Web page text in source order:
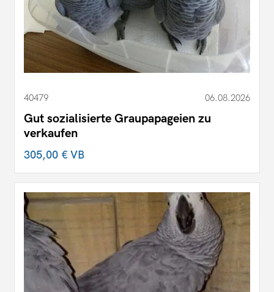
40479 06.08.2026
Gut sozialisierte Graupapageien zu
verkaufen
305,00 €VB